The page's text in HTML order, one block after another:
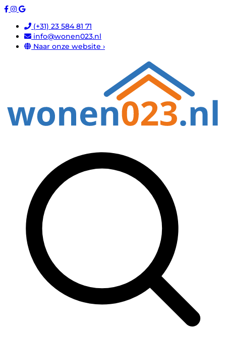
(+31) 23 584 81 71
info@wonen023.nl
Naar onze website ›